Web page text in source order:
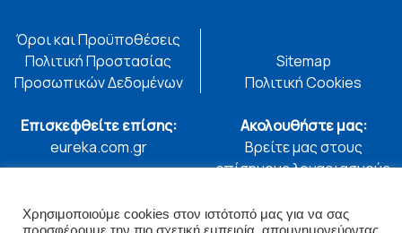
Όροι και Προϋποθέσεις
Πολιτική Προστασίας
Προσωπικών Δεδομένων
Sitemap
Πολιτική Cookies
Επισκεφθείτε επίσης:
eureka.com.gr
Ακολουθήστε μας:
Βρείτε μας στους
επίσημους λογαριασμούς
Χρησιμοποιούμε cookies στον ιστότοπό μας για να σας